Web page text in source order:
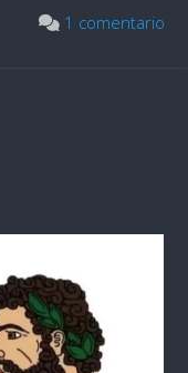
1 comentario